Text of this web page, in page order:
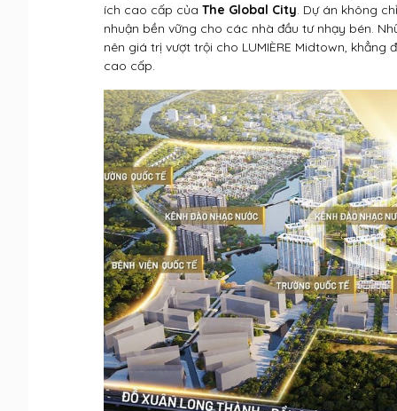
ích cao cấp của The Global City. Dự án không
nhuận bền vững cho các nhà đầu tư nhạy bén.
nên giá trị vượt trội cho LUMIÈRE Midtown,
cao cấp.